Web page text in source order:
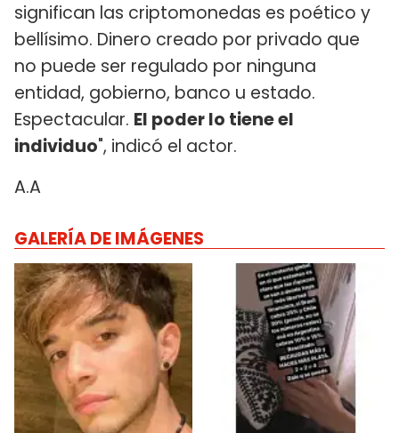
significan las criptomonedas es poético y
bellísimo. Dinero creado por privado que
no puede ser regulado por ninguna
entidad, gobierno, banco u estado.
Espectacular. El poder lo tiene el
individuo", indicó el actor.
A.A
GALERÍA DE IMÁGENES